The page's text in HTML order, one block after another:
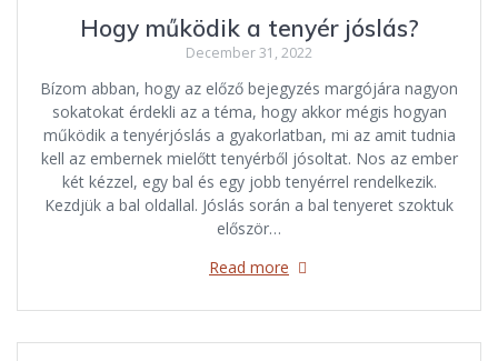
Hogy működik a tenyér jóslás?
December 31, 2022
Bízom abban, hogy az előző bejegyzés margójára nagyon
sokatokat érdekli az a téma, hogy akkor mégis hogyan
működik a tenyérjóslás a gyakorlatban, mi az amit tudnia
kell az embernek mielőtt tenyérből jósoltat. Nos az ember
két kézzel, egy bal és egy jobb tenyérrel rendelkezik.
Kezdjük a bal oldallal. Jóslás során a bal tenyeret szoktuk
először…
Read more